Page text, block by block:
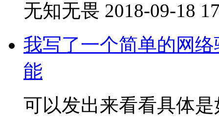
无知无畏 2018-09-18
我写了一个简单的网
能
可以发出来看看具体